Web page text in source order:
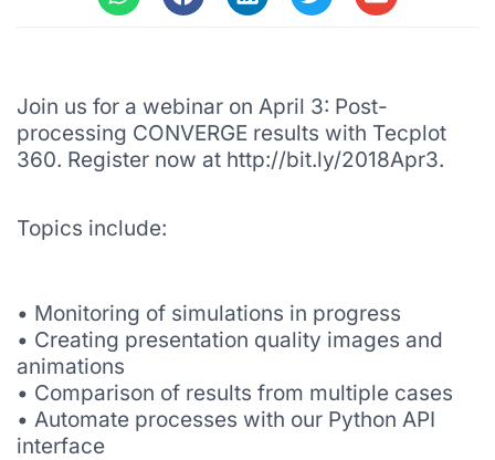
Join us for a webinar on April 3: Post-
processing CONVERGE results with Tecplot
360. Register now at http://bit.ly/2018Apr3.
Topics include:
• Monitoring of simulations in progress
• Creating presentation quality images and
animations
• Comparison of results from multiple cases
• Automate processes with our Python API
interface